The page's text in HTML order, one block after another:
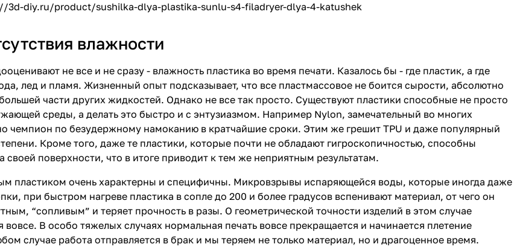
3d-diy.ru/product/sushilka-dlya-plastika-sunlu-s4-filadryer-dlya-4-katushek
влажности
не все и не сразу - влажность пластика во время печати. Казалось бы - где пластик, а где
лед и пламя. Жизненный опыт подсказывает, что все пластмассовое не боится сырости, абсолютно
части других жидкостей. Однако не все так просто. Существуют пластики способные не просто
среды, а делать это быстро и с энтузиазмом. Например Nylon, замечательный во многих
чемпион по безудержному намоканию в кратчайшие сроки. Этим же грешит TPU и даже популярный
Кроме того, даже те пластики, которые почти не обладают гигроскопичностью, способны
своей поверхности, что в итоге приводит к тем же неприятным результатам.
пластиком очень характерны и специфичны. Микровзрывы испаряющейся воды, которые иногда даже
при быстром нагреве пластика в сопле до 200 и более градусов вспенивают материал, от чего он
“сопливым” и теряет прочность в разы. О геометрической точности изделий в этом случае
вовсе. В особо тяжелых случаях нормальная печать вовсе прекращается и начинается плетение
случае работа отправляется в брак и мы теряем не только материал, но и драгоценное время.